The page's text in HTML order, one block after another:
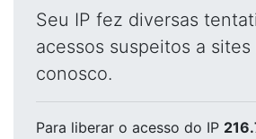
Seu IP fez diversas
acessos suspeitos a
conosco.
Para liberar o acesso do IP